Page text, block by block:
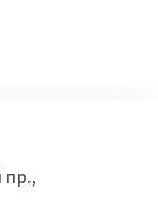
пр.,